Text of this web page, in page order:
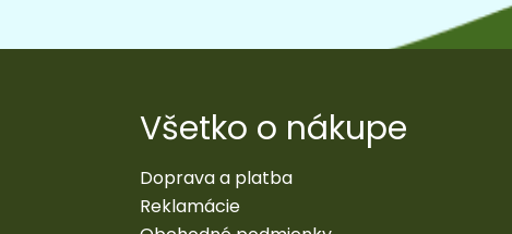
Všetko o nákupe
Doprava a platba
Reklamácie